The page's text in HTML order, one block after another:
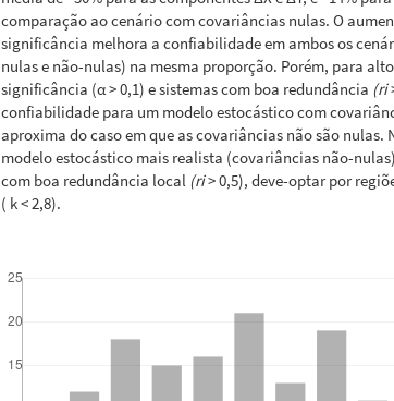
comparação ao cenário com covariâncias nulas. O
significância melhora a confiabilidade em ambos os
nulas e não-nulas) na mesma proporção. Porém, para
significância (α > 0,1) e sistemas com boa redundância (ri
confiabilidade para um modelo estocástico com
aproxima do caso em que as covariâncias não são nulas.
modelo estocástico mais realista (covariâncias não-
com boa redundância local (ri> 0,5), deve-optar por
( k < 2,8).